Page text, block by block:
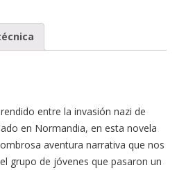
entre la invasión nazi de
en Normandia, en esta novela
aventura narrativa que nos
grupo de jóvenes que pasaron un